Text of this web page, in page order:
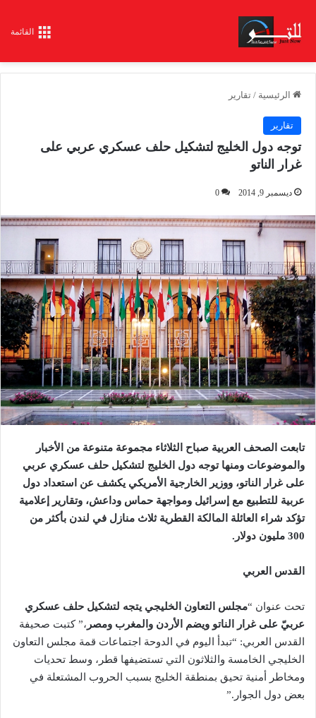
القائمة
الرئيسية / تقارير
تقارير
توجه دول الخليج لتشكيل حلف عسكري عربي على
غرار الناتو
ديسمبر 9, 2014 0
تابعت الصحف العربية صباح الثلاثاء مجموعة متنوعة من الأخبار
والموضوعات ومنها توجه دول الخليج لتشكيل حلف عسكري عربي
على غرار الناتو، ووزير الخارجية الأمريكي يكشف عن استعداد دول
عربية للتطبيع مع إسرائيل ومواجهة حماس وداعش، وتقارير إعلامية
تؤكد شراء العائلة المالكة القطرية ثلاث منازل في لندن بأكثر من
300 مليون دولار.
القدس العربي
تحت عنوان “مجلس التعاون الخليجي يتجه لتشكيل حلف عسكري
عربيّ على غرار الناتو ويضم الأردن والمغرب ومصر ،” كتبت صحيفة
القدس العربي: “تبدأ اليوم في الدوحة اجتماعات قمة مجلس التعاون
الخليجي الخامسة والثلاثون التي تستضيفها قطر، وسط تحديات
ومخاطر أمنية تحيق بمنطقة الخليج بسبب الحروب المشتعلة في
بعض دول الجوار.”